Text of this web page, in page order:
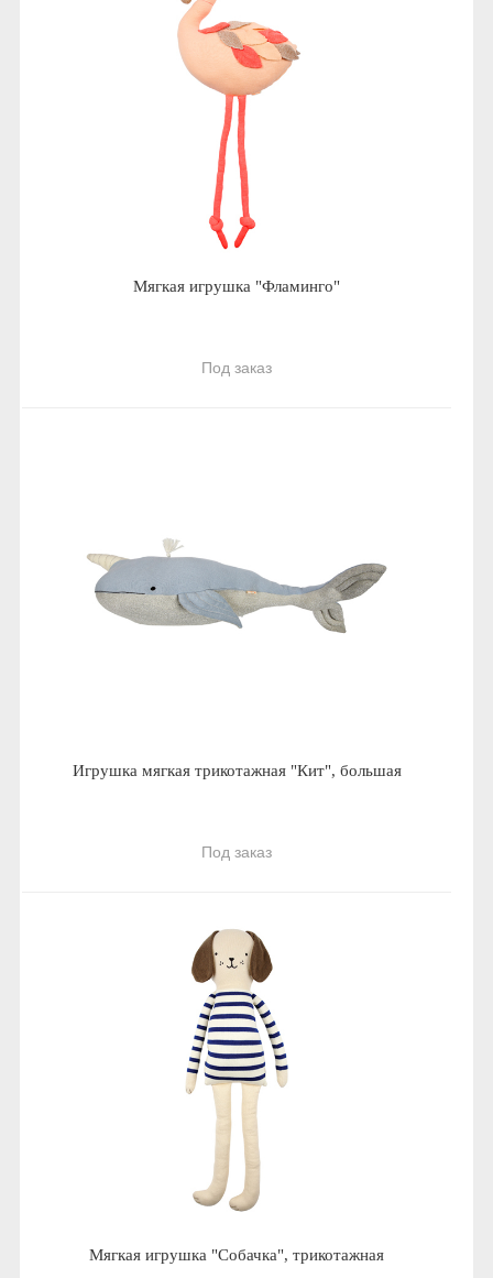
Мягкая игрушка "Фламинго"
Под заказ
Игрушка мягкая трикотажная "Кит", большая
Под заказ
Мягкая игрушка "Собачка", трикотажная